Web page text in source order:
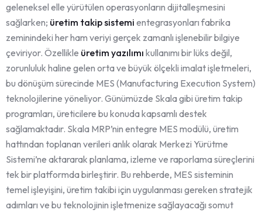
geleneksel elle yürütülen operasyonların dijitalleşmesini
sağlarken; üretim takip sistemi entegrasyonları fabrika
zeminindeki her ham veriyi gerçek zamanlı işlenebilir bilgiye
çeviriyor. Özellikle üretim yazılımı kullanımı bir lüks değil,
zorunluluk haline gelen orta ve büyük ölçekli imalat işletmeleri,
bu dönüşüm sürecinde MES (Manufacturing Execution System)
teknolojilerine yöneliyor. Günümüzde Skala gibi üretim takip
programları, üreticilere bu konuda kapsamlı destek
sağlamaktadır. Skala MRP’nin entegre MES modülü, üretim
hattından toplanan verileri anlık olarak Merkezi Yürütme
Sistemi’ne aktararak planlama, izleme ve raporlama süreçlerini
tek bir platformda birleştirir. Bu rehberde, MES sisteminin
temel işleyişini, üretim takibi için uygulanması gereken stratejik
adımları ve bu teknolojinin işletmenize sağlayacağı somut